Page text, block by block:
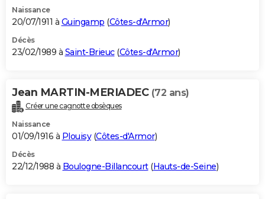
Naissance
20/07/1911 à Guingamp (Côtes-d'Armor)
Décès
23/02/1989 à Saint-Brieuc(Côtes-d'Armor)
Jean MARTIN-MERIADEC (72 ans)
Créer une cagnotte obsèques
Naissance
01/09/1916 à Plouisy(Côtes-d'Armor)
Décès
22/12/1988 à Boulogne-Billancourt(Hauts-de-Seine)